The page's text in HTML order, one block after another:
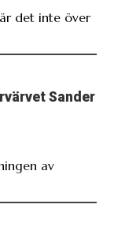
det inte över
Sander
av